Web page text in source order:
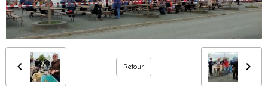
Retour